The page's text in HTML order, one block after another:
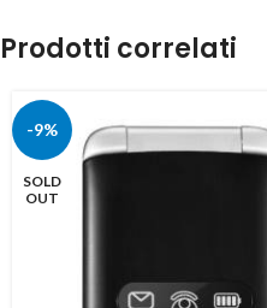
Prodotti correlati
-9%
SOLD
OUT